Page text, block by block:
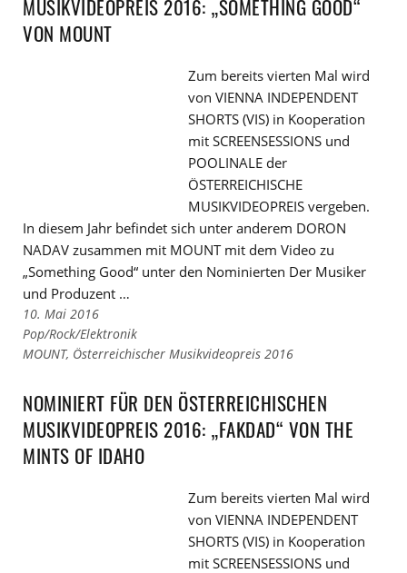
MUSIKVIDEOPREIS 2016: „SOMETHING GOOD“
VON MOUNT
Zum bereits vierten Mal wird
von VIENNA INDEPENDENT
SHORTS (VIS) in Kooperation
mit SCREENSESSIONS und
POOLINALE der
ÖSTERREICHISCHE
MUSIKVIDEOPREIS vergeben.
In diesem Jahr befindet sich unter anderem DORON
NADAV zusammen mit MOUNT mit dem Video zu
„Something Good“ unter den Nominierten Der Musiker
und Produzent …
10. Mai 2016
Links
zu
Kategorien
Pop/Rock/Elektronik
Links
den
Tags
MOUNT, Österreichischer Musikvideopreis 2016
NOMINIERT FÜR DEN ÖSTERREICHISCHEN
MUSIKVIDEOPREIS 2016: „FAKDAD“ VON THE
MINTS OF IDAHO
Zum bereits vierten Mal wird
von VIENNA INDEPENDENT
SHORTS (VIS) in Kooperation
mit SCREENSESSIONS und